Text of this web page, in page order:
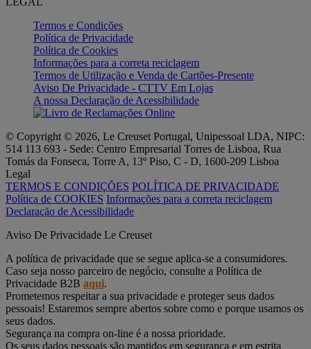
Termos e Condições
Política de Privacidade
Política de Cookies
Informações para a correta reciclagem
Termos de Utilização e Venda de Cartões-Presente
Aviso De Privacidade - CTTV Em Lojas
A nossa Declaração de Acessibilidade
© Copyright © 2026, Le Creuset Portugal, Unipessoal LDA, NIPC:
514 113 693 - Sede: Centro Empresarial Torres de Lisboa, Rua
Tomás da Fonseca, Torre A, 13º Piso, C - D, 1600-209 Lisboa
Legal
TERMOS E CONDIÇÕES POLÍTICA DE PRIVACIDADE
Política de COOKIES Informações para a correta reciclagem
Declaração de Acessibilidade
Aviso De Privacidade Le Creuset
A política de privacidade que se segue aplica-se a consumidores.
Caso seja nosso parceiro de negócio, consulte a Política de
Privacidade B2B aqui.
Prometemos respeitar a sua privacidade e proteger seus dados
pessoais! Estaremos sempre abertos sobre como e porque usamos os
seus dados.
Segurança na compra on-line é a nossa prioridade.
Os seus dados pessoais são mantidos em segurança e em estrita